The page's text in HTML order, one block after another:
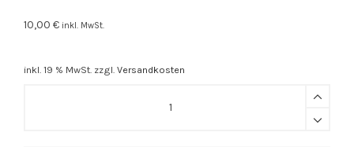
10,00 € inkl. MwSt.
inkl. 19 % MwSt. zzgl. Versandkosten